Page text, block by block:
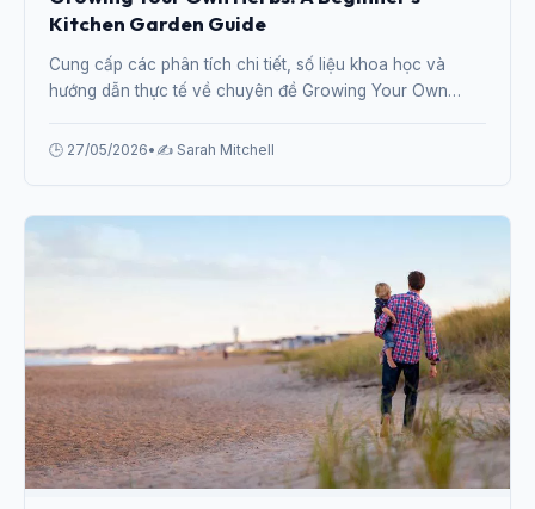
Kitchen Garden Guide
Cung cấp các phân tích chi tiết, số liệu khoa học và
hướng dẫn thực tế về chuyên đề Growing Your Own
🕒 27/05/2026• ✍️ Sarah Mitchell